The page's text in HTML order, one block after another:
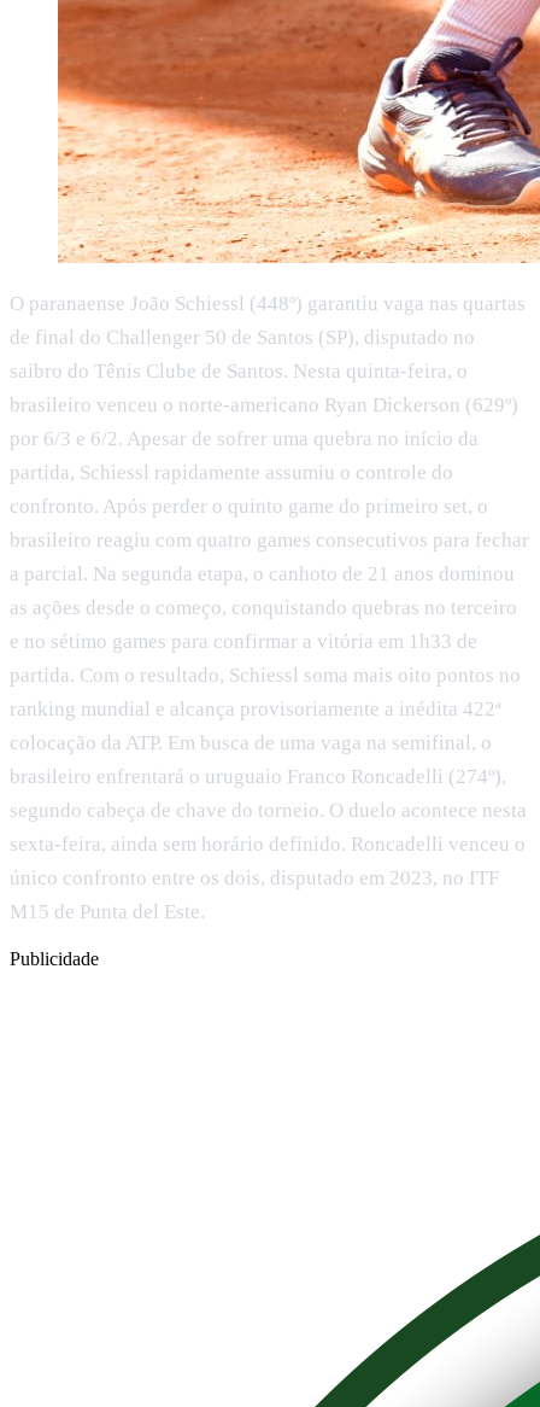
O paranaense João Schiessl (448º) garantiu vaga nas quartas
de final do Challenger 50 de Santos (SP), disputado no
saibro do Tênis Clube de Santos. Nesta quinta-feira, o
brasileiro venceu o norte-americano Ryan Dickerson (629º)
por 6/3 e 6/2. Apesar de sofrer uma quebra no início da
partida, Schiessl rapidamente assumiu o controle do
confronto. Após perder o quinto game do primeiro set, o
brasileiro reagiu com quatro games consecutivos para fechar
a parcial. Na segunda etapa, o canhoto de 21 anos dominou
as ações desde o começo, conquistando quebras no terceiro
e no sétimo games para confirmar a vitória em 1h33 de
partida. Com o resultado, Schiessl soma mais oito pontos no
ranking mundial e alcança provisoriamente a inédita 422ª
colocação da ATP. Em busca de uma vaga na semifinal, o
brasileiro enfrentará o uruguaio Franco Roncadelli (274º),
segundo cabeça de chave do torneio. O duelo acontece nesta
sexta-feira, ainda sem horário definido. Roncadelli venceu o
único confronto entre os dois, disputado em 2023, no ITF
M15 de Punta del Este.
Publicidade